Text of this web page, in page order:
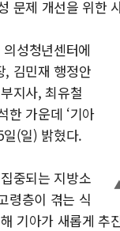
문제 개선을 위한
성청년센터에
, 김민재 행정안
지사, 최유철
한 가운데 ‘기아
(일) 밝혔다.
중되는 지방소
령층이 겪는 식
기아가 새롭게 추